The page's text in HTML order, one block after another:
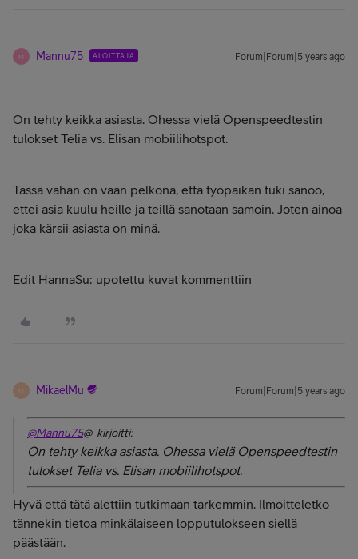
M Mannu75 ALOITTAJA Forum|Forum|5 years ago
On tehty keikka asiasta. Ohessa vielä Openspeedtestin
tulokset Telia vs. Elisan mobiilihotspot.
Tässä vähän on vaan pelkona, että työpaikan tuki sanoo,
ettei asia kuulu heille ja teillä sanotaan samoin. Joten ainoa
joka kärsii asiasta on minä.
Edit HannaSu: upotettu kuvat kommenttiin
M MikaelMu Forum|Forum|5 years ago
@Mannu75@ kirjoitti:
On tehty keikka asiasta. Ohessa vielä Openspeedtestin
tulokset Telia vs. Elisan mobiilihotspot.
Hyvä että tätä alettiin tutkimaan tarkemmin. Ilmoitteletko
tännekin tietoa minkälaiseen lopputulokseen siellä
päästään.